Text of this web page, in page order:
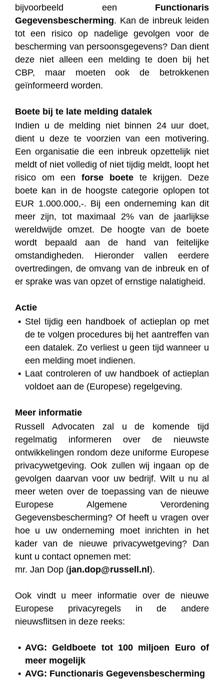
bijvoorbeeld een Functionaris
Gegevensbescherming. Kan de inbreuk leiden
tot een risico op nadelige gevolgen voor de
bescherming van persoonsgegevens? Dan dient
deze niet alleen een melding te doen bij het
CBP, maar moeten ook de betrokkenen
geïnformeerd worden.
Boete bij te late melding datalek
Indien u de melding niet binnen 24 uur doet,
dient u deze te voorzien van een motivering.
Een organisatie die een inbreuk opzettelijk niet
meldt of niet volledig of niet tijdig meldt, loopt het
risico om een forse boete te krijgen. Deze
boete kan in de hoogste categorie oplopen tot
EUR 1.000.000,-. Bij een onderneming kan dit
meer zijn, tot maximaal 2% van de jaarlijkse
wereldwijde omzet. De hoogte van de boete
wordt bepaald aan de hand van feitelijke
omstandigheden. Hieronder vallen eerdere
overtredingen, de omvang van de inbreuk en of
er sprake was van opzet of ernstige nalatigheid.
Actie
Stel tijdig een handboek of actieplan op met
de te volgen procedures bij het aantreffen van
een datalek. Zo verliest u geen tijd wanneer u
een melding moet indienen.
Laat controleren of uw handboek of actieplan
voldoet aan de (Europese) regelgeving.
Meer informatie
Russell Advocaten zal u de komende tijd
regelmatig informeren over de nieuwste
ontwikkelingen rondom deze uniforme Europese
privacywetgeving. Ook zullen wij ingaan op de
gevolgen daarvan voor uw bedrijf. Wilt u nu al
meer weten over de toepassing van de nieuwe
Europese Algemene Verordening
Gegevensbescherming? Of heeft u vragen over
hoe u uw onderneming moet inrichten in het
kader van de nieuwe privacywetgeving? Dan
kunt u contact opnemen met:
mr. Jan Dop (jan.dop@russell.nl).
Ook vindt u meer informatie over de nieuwe
Europese privacyregels in de andere
nieuwsflitsen in deze reeks:
AVG: Geldboete tot 100 miljoen Euro of
meer mogelijk
AVG: Functionaris Gegevensbescherming